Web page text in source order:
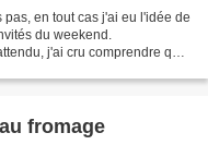
en tout cas j'ai eu l'idée de
du weekend.
j'ai cru comprendre que
fromage